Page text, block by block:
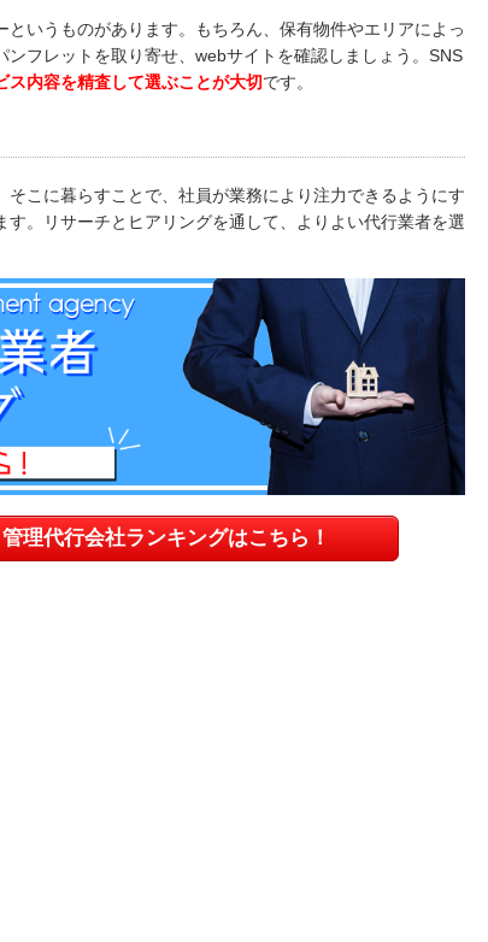
いうものがあります。もちろん、保有物件やエリアによっ
フレットを取り寄せ、webサイトを確認しましょう。SNS
ス内容を精査して選ぶことが大切です。
こに暮らすことで、社員が業務により注力できるようにす
。リサーチとヒアリングを通して、よりよい代行業者を選
理代行会社ランキングはこちら！